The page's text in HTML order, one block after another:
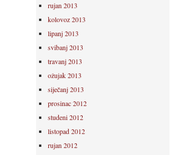
rujan 2013
kolovoz 2013
lipanj 2013
svibanj 2013
travanj 2013
ožujak 2013
siječanj 2013
prosinac 2012
studeni 2012
listopad 2012
rujan 2012